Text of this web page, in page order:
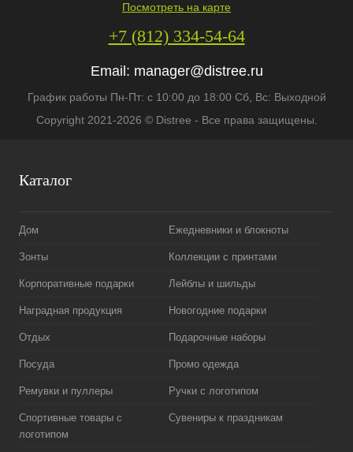
Каталог
Дом Ежедневники и блокноты
Зонты Коллекции с принтами
Корпоративные подарки Лейблы и шильды
Наградная продукция Новогодние подарки
Отдых Подарочные наборы
Посуда Промо одежда
Ремувки и пуллеры Ручки с логотипом
Спортивные товары с
логотипом
Сувениры к праздникам
Посмотреть на карте
+7 (812) 334-54-64
Email: manager@distree.ru
График работы Пн-Пт: с 10:00 до 18:00 Сб, Вс: Выходной
Copyright 2021-2026 © Distree - Все права защищены.